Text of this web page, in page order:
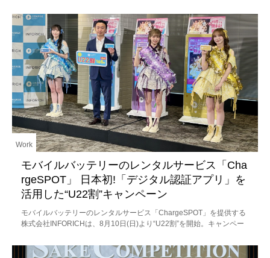
ト（伝道師）
モバイルバッテリーのレンタルサービス「Cha
rgeSPOT」 日本初!「デジタル認証アプリ」を
活用した“U22割”キャンペーン
モバイルバッテリーのレンタルサービス「ChargeSPOT」を提供する
株式会社INFORICHは、8月10日(日)より“U22割”を開始。キャンペー
Work